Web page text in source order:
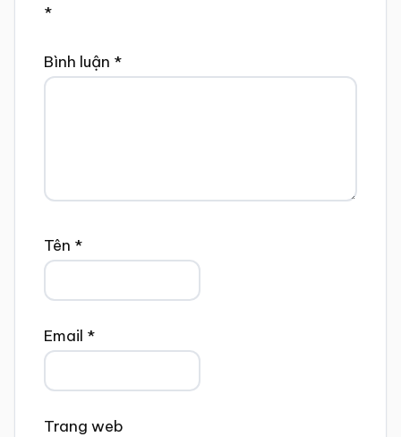
*
Bình luận *
Tên *
Email *
Trang web